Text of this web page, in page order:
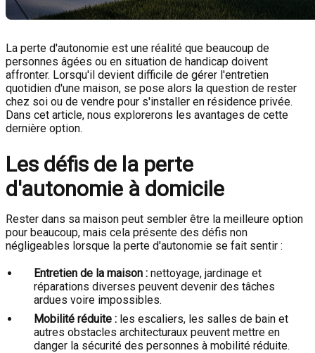
La perte d'autonomie est une réalité que beaucoup de
personnes âgées ou en situation de handicap doivent
affronter. Lorsqu'il devient difficile de gérer l'entretien
quotidien d'une maison, se pose alors la question de rester
chez soi ou de vendre pour s'installer en résidence privée.
Dans cet article, nous explorerons les avantages de cette
dernière option.
Les défis de la perte
d'autonomie à domicile
Rester dans sa maison peut sembler être la meilleure option
pour beaucoup, mais cela présente des défis non
négligeables lorsque la perte d'autonomie se fait sentir :
Entretien de la maison : nettoyage, jardinage et
réparations diverses peuvent devenir des tâches
ardues voire impossibles.
Mobilité réduite : les escaliers, les salles de bain et
autres obstacles architecturaux peuvent mettre en
danger la sécurité des personnes à mobilité réduite.